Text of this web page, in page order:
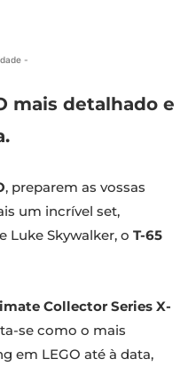
-
mais detalhado e
, preparem as vossas
um incrível set,
Luke Skywalker, o T-65
Collector Series X-
se como o mais
em LEGO até à data,